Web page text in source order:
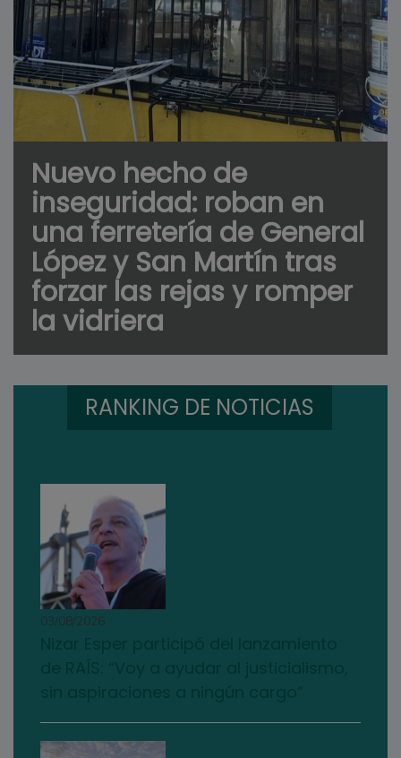
Nuevo hecho de
inseguridad: roban en
una ferretería de General
López y San Martín tras
forzar las rejas y romper
la vidriera
RANKING DE NOTICIAS
03/08/2026